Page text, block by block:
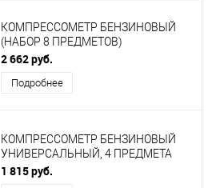
КОМПРЕССОМЕТР БЕНЗИНОВЫЙ
(НАБОР 8 ПРЕДМЕТОВ)
«АВТОDЕЛО» 40068
2 662 руб.
Подробнее
КОМПРЕССОМЕТР БЕНЗИНОВЫЙ
УНИВЕРСАЛЬНЫЙ, 4 ПРЕДМЕТА
«АВТОDЕЛО» 40063
1 815 руб.